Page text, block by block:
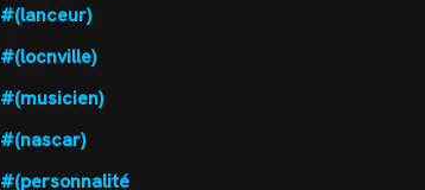
#(lanceur)
#(locnville)
#(musicien)
#(nascar)
#(personnalité